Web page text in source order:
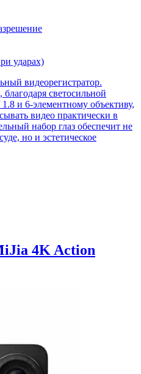
ударах)
видеорегистратор.
светосильной
и 6-элементному объективу,
видео практически в
набор глаз обеспечит не
но и эстетическое
4K Action